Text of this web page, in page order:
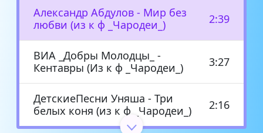
Александр Абдулов - Мир без
любви (из к ф _Чародеи_)
2:39
ВИА _Добры Молодцы_ -
Кентавры (Из к ф _Чародеи_)
3:27
ДетскиеПесни Уняша - Три
белых коня (из к ф _Чародеи_)
2:16